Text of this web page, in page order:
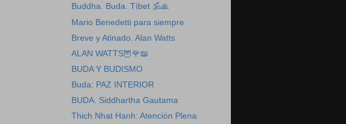
Buddha. Buda. Tíbet 🕉️🙏
Mario Benedetti para siempre
Breve y Atinado. Alan Watts
ALAN WATTS🦉🌹📖
BUDA Y BUDISMO
Buda: PAZ INTERIOR
BUDA. Siddhartha Gautama
Thich Nhat Hanh: Atención Plena